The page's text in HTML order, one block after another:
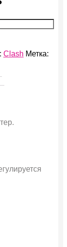
Clash Метка: